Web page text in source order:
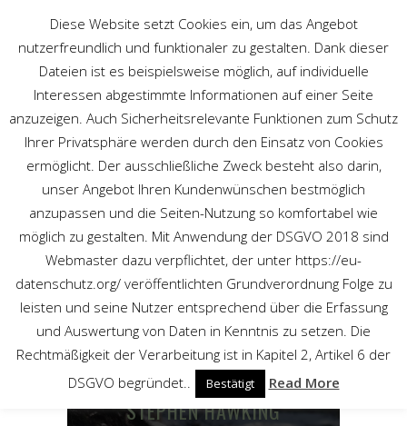
SCIENCE
Schaltbares Glas/Science
STEPHEN HAWKING
Diese Website setzt Cookies ein, um das Angebot
nutzerfreundlich und funktionaler zu gestalten. Dank dieser
Dateien ist es beispielsweise möglich, auf individuelle
Interessen abgestimmte Informationen auf einer Seite
anzuzeigen. Auch Sicherheitsrelevante Funktionen zum Schutz
Ihrer Privatsphäre werden durch den Einsatz von Cookies
ermöglicht. Der ausschließliche Zweck besteht also darin,
unser Angebot Ihren Kundenwünschen bestmöglich
anzupassen und die Seiten-Nutzung so komfortabel wie
möglich zu gestalten. Mit Anwendung der DSGVO 2018 sind
Webmaster dazu verpflichtet, der unter https://eu-
datenschutz.org/ veröffentlichten Grundverordnung Folge zu
leisten und seine Nutzer entsprechend über die Erfassung
und Auswertung von Daten in Kenntnis zu setzen. Die
Rechtmäßigkeit der Verarbeitung ist in Kapitel 2, Artikel 6 der
DSGVO begründet..
Bestätigt Read More